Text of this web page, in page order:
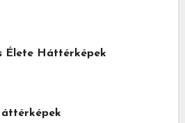
Élete Háttérképek